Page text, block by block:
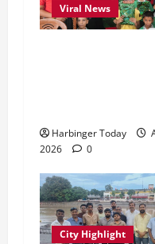
Viral News
Harbinger Today
2026
0
City Highlight